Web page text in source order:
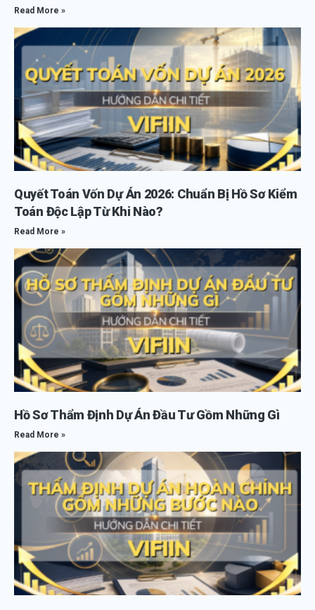
Read More »
Quyết Toán Vốn Dự Án 2026: Chuẩn Bị Hồ Sơ Kiểm
Toán Độc Lập Từ Khi Nào?
Read More »
Hồ Sơ Thẩm Định Dự Án Đầu Tư Gồm Những Gì
Read More »